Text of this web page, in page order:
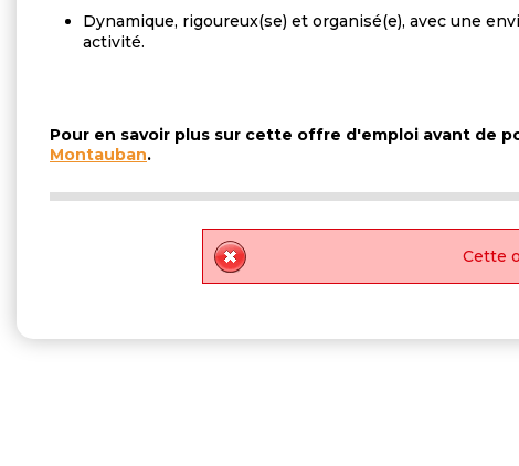
Dynamique, rigoureux(se) et organisé(e), avec une
activité.
Pour en savoir plus sur cette offre d'emploi avant de
Montauban.
Cette